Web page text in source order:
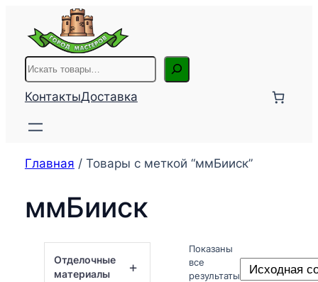
содержимому
Поиск
КонтактыДоставка
Главная / Товары с меткой “ммБииск”
ммБииск
+
Отделочные
материалы
Показаны
все
результаты